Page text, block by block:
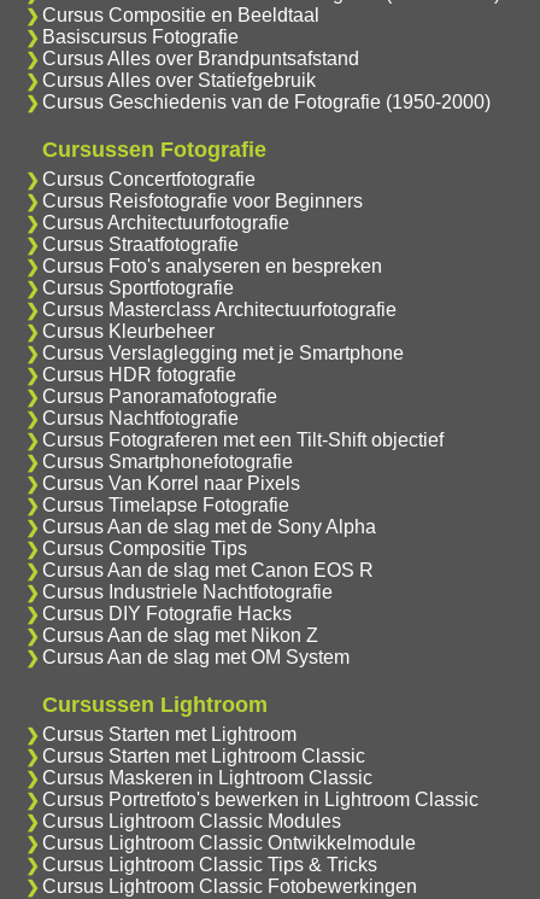
Cursus Compositie en Beeldtaal
Basiscursus Fotografie
Cursus Alles over Brandpuntsafstand
Cursus Alles over Statiefgebruik
Cursus Geschiedenis van de Fotografie (1950-2000)
Cursussen Fotografie
Cursus Concertfotografie
Cursus Reisfotografie voor Beginners
Cursus Architectuurfotografie
Cursus Straatfotografie
Cursus Foto's analyseren en bespreken
Cursus Sportfotografie
Cursus Masterclass Architectuurfotografie
Cursus Kleurbeheer
Cursus Verslaglegging met je Smartphone
Cursus HDR fotografie
Cursus Panoramafotografie
Cursus Nachtfotografie
Cursus Fotograferen met een Tilt-Shift objectief
Cursus Smartphonefotografie
Cursus Van Korrel naar Pixels
Cursus Timelapse Fotografie
Cursus Aan de slag met de Sony Alpha
Cursus Compositie Tips
Cursus Aan de slag met Canon EOS R
Cursus Industriele Nachtfotografie
Cursus DIY Fotografie Hacks
Cursus Aan de slag met Nikon Z
Cursus Aan de slag met OM System
Cursussen Lightroom
Cursus Starten met Lightroom
Cursus Starten met Lightroom Classic
Cursus Maskeren in Lightroom Classic
Cursus Portretfoto's bewerken in Lightroom Classic
Cursus Lightroom Classic Modules
Cursus Lightroom Classic Ontwikkelmodule
Cursus Lightroom Classic Tips & Tricks
Cursus Lightroom Classic Fotobewerkingen